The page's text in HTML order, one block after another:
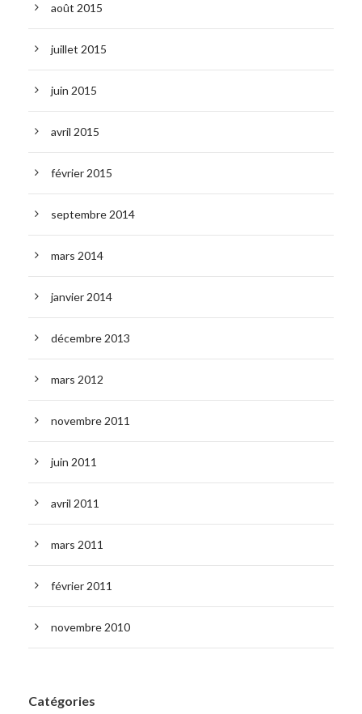
août 2015
juillet 2015
juin 2015
avril 2015
février 2015
septembre 2014
mars 2014
janvier 2014
décembre 2013
mars 2012
novembre 2011
juin 2011
avril 2011
mars 2011
février 2011
novembre 2010
Catégories